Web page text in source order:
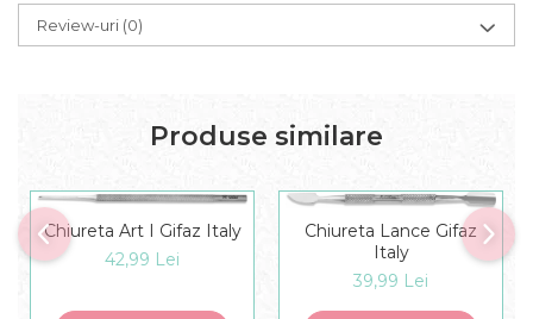
Review-uri (0)
Produse similare
Chiureta Art I Gifaz Italy
42,99 Lei
Chiureta Lance Gifaz
Italy
39,99 Lei